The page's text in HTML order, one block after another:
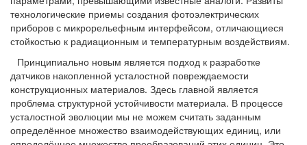
технологические приемы создания фотоэлектрических
приборов с микрорельефным интерфейсом, отличающиеся
стойкостью к радиационным и температурным воздействиям.
Принципиально новым является подход к разработке
датчиков накопленной усталостной повреждаемости
конструкционных материалов. Здесь главной является
проблема структурной устойчивости материала. В процессе
усталостной эволюции мы не можем считать заданным
определённое множество взаимодействующих единиц, или